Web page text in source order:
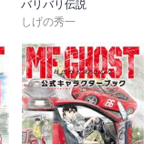
バリバリ伝説
しげの秀一